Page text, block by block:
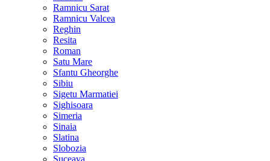
Ramnicu Sarat
Ramnicu Valcea
Reghin
Resita
Roman
Satu Mare
Sfantu Gheorghe
Sibiu
Sigetu Marmatiei
Sighisoara
Simeria
Sinaia
Slatina
Slobozia